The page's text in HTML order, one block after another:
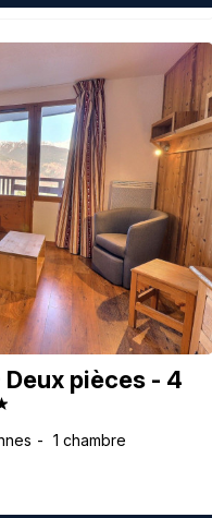
Deux pièces - 4
1 chambre